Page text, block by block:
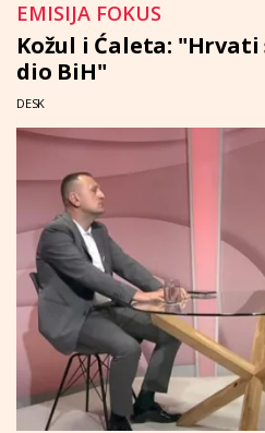
EMISIJA FOKUS
Kožul i Ćaleta:
dio BiH"
DESK